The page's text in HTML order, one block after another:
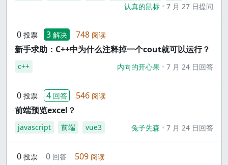
认真的鼠标
7 月 27 日提问
0 投票 3 解决 748 阅读
新手求助：C++中为什么注释掉一个cout就可以运行？
c++ 内向的开心果 7 月 24 日回答
0 投票 4 回答 546 阅读
前端预览excel？
javascript 前端 vue3 兔子先森 7 月 24 日回答
0 投票 0 回答 509 阅读